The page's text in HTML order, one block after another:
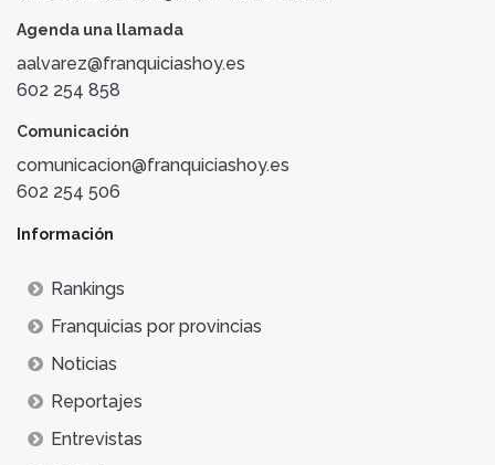
Agenda una llamada
aalvarez@franquiciashoy.es
602 254 858
Comunicación
comunicacion@franquiciashoy.es
602 254 506
Información
Rankings
Franquicias por provincias
Noticias
Reportajes
Entrevistas